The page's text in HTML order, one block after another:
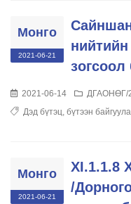
Монго
2021-06-21
зогсоол
2021-06-14
ДГАОНӨГ/
Дэд бүтэц, бүтээн
Монго
2021-06-21
XI.1.1.8
/